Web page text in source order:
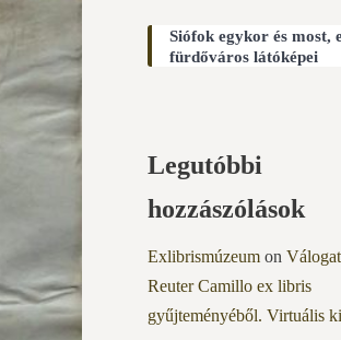
Siófok egykor és most,
fürdőváros látóképei
Legutóbbi
hozzászólások
Exlibrismúzeumon
Reuter Camillo ex libris
gyűjteményéből. Virtuális